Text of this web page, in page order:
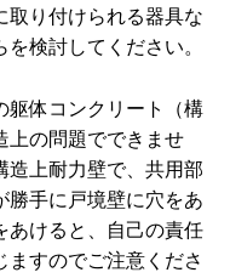
取り付けられる器具な
検討してください。
躯体コンクリート（構
上の問題でできませ
造上耐力壁で、共用部
勝手に戸境壁に穴をあ
あけると、自己の責任
ますのでご注意くださ